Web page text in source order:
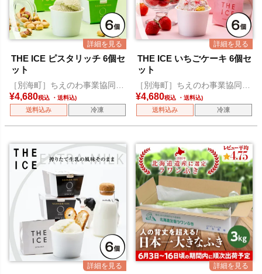
THE ICE ピスタリッチ 6個セ
ット
［別海町］ちえのわ事業協同組
合
¥4,680税込
送料込み 冷凍
THE ICE いちごケーキ 6個セ
ット
［別海町］ちえのわ事業協同組
合
¥4,680税込
送料込み 冷凍